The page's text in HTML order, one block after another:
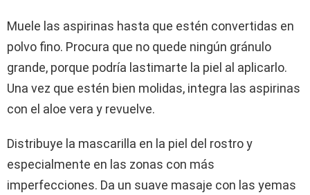
Muele las aspirinas hasta que estén convertidas en
polvo fino. Procura que no quede ningún gránulo
grande, porque podría lastimarte la piel al aplicarlo.
Una vez que estén bien molidas, integra las aspirinas
con el aloe vera y revuelve.
Distribuye la mascarilla en la piel del rostro y
especialmente en las zonas con más
imperfecciones. Da un suave masaje con las yemas